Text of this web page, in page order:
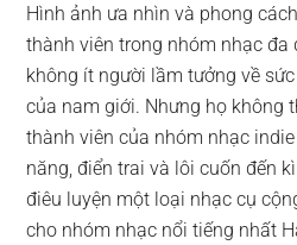
Hình ảnh ưa nhìn và phong
thành viên trong nhóm nhạc đa
không ít người lầm tưởng về
của nam giới. Nhưng họ không
thành viên của nhóm nhạc
năng, điển trai và lôi cuốn đến
điêu luyện một loại nhạc cụ
cho nhóm nhạc nổi tiếng nhất